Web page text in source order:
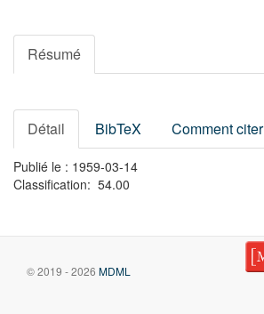
Résumé
Détail BibTeX Comment citer
Publié le : 1959-03-14
Classification: 54.00
© 2019 - 2026 MDML